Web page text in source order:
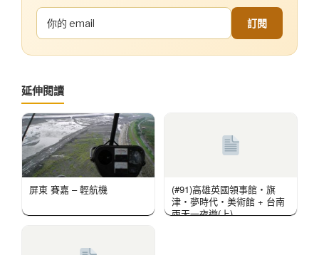
訂閱
延伸閱讀
屏東 賽嘉 – 輕航機
(#91)高雄英國領事館‧旗
津‧夢時代‧美術館 + 台南
兩天一夜遊(上)